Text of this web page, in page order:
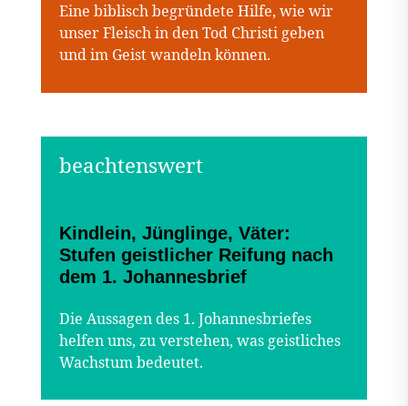
Eine biblisch begründete Hilfe, wie wir
unser Fleisch in den Tod Christi geben
und im Geist wandeln können.
Kindlein, Jünglinge, Väter:
Stufen geistlicher Reifung nach
dem 1. Johannesbrief
Die Aussagen des 1. Johannesbriefes
helfen uns, zu verstehen, was geistliches
Wachstum bedeutet.